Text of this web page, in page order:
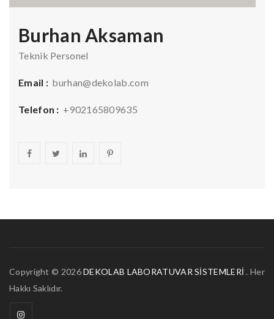
Burhan Aksaman
Teknik Personel
Email : burhan@dekolab.com
Telefon : +902165809635
Copyright © 2026DEKOLAB LABORATUVAR SİSTEMLERİ . Her
Hakkı Saklıdır.